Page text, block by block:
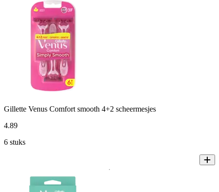
Gillette Venus Comfort smooth 4+2 scheermesjes
4.89
6 stuks